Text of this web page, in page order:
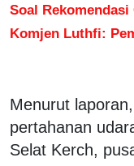
Soal
Komjen Luthfi:
Menurut
pertahanan
Selat Kerch,